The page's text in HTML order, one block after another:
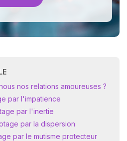
nos relations amoureuses ?
par l'impatience
par l'inertie
par la dispersion
par le mutisme protecteur